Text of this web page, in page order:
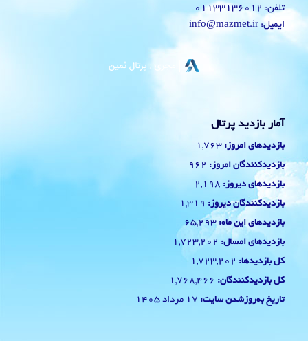
تلفن: 01133136012
ایمیل: info@mazmet.ir
آمار بازدید پرتال
بازدیدهای امروز: 1,763
بازدیدکنندگان امروز: 962
بازدیدهای دیروز: 2,198
بازدیدکنندگان دیروز: 1,319
بازدیدهای این ماه: 65,293
بازدیدهای امسال: 1,723,202
کل بازدیدها: 1,723,202
کل بازدیدکنند‌گان: 1,768,466
تاریخ به‌روزشدن سایت: 17 مرداد 1405